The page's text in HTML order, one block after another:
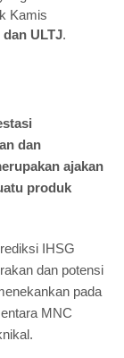
Kamis
ULTJ.
dan
ajakan
produk
IHSG
dan potensi
pada
MNC